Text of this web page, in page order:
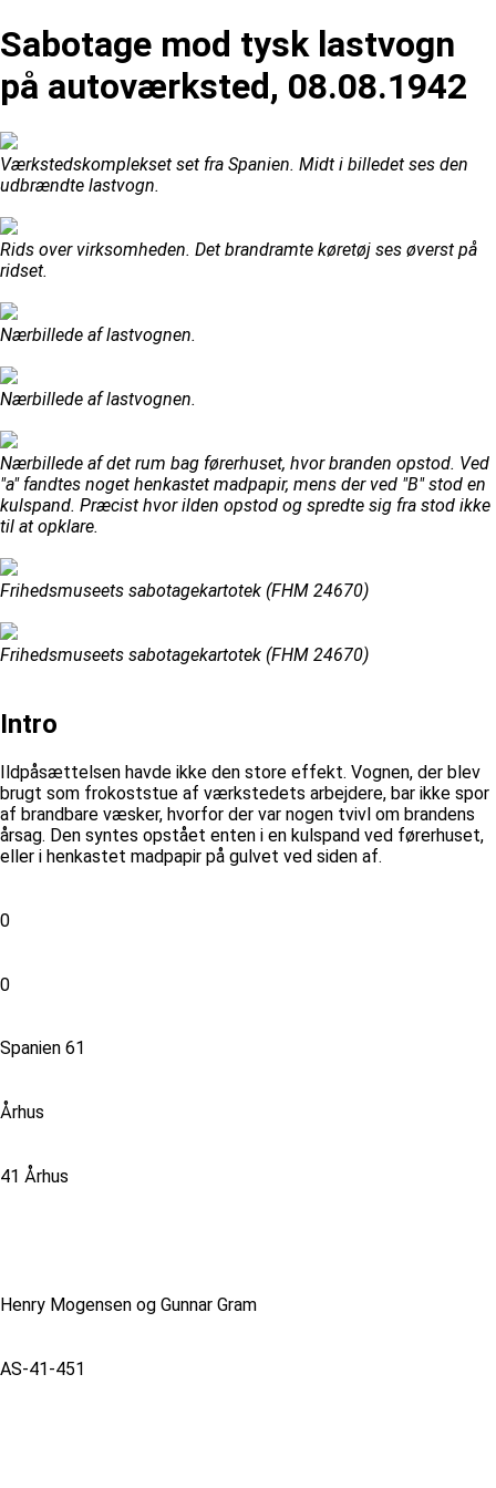
Sabotage mod tysk lastvogn
på autoværksted, 08.08.1942
Værkstedskomplekset set fra Spanien. Midt i billedet ses den
udbrændte lastvogn.
Rids over virksomheden. Det brandramte køretøj ses øverst på
ridset.
Nærbillede af lastvognen.
Nærbillede af lastvognen.
Nærbillede af det rum bag førerhuset, hvor branden opstod. Ved
"a" fandtes noget henkastet madpapir, mens der ved "B" stod en
kulspand. Præcist hvor ilden opstod og spredte sig fra stod ikke
til at opklare.
Frihedsmuseets sabotagekartotek (FHM 24670)
Frihedsmuseets sabotagekartotek (FHM 24670)
Intro
Ildpåsættelsen havde ikke den store effekt. Vognen, der blev
brugt som frokoststue af værkstedets arbejdere, bar ikke spor
af brandbare væsker, hvorfor der var nogen tvivl om brandens
årsag. Den syntes opstået enten i en kulspand ved førerhuset,
eller i henkastet madpapir på gulvet ved siden af.
0
0
Spanien 61
Århus
41 Århus
Henry Mogensen og Gunnar Gram
AS-41-451